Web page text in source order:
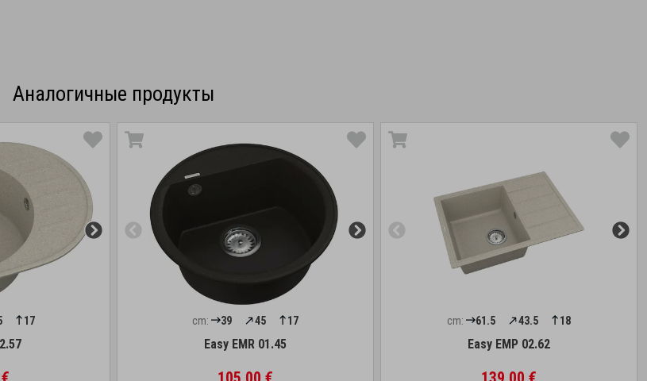
Аналогичные продукты
17 cm: 39 45 17
Easy EMR 01.45
cm: 61.5 43.5 18
Easy EMP 02.62